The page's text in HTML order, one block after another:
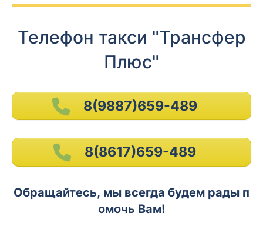
Телефон такси "Трансфер
Плюс"
8(9887)659-489
8(8617)659-489
Обращайтесь, мы всегда будем рады п
омочь Вам!